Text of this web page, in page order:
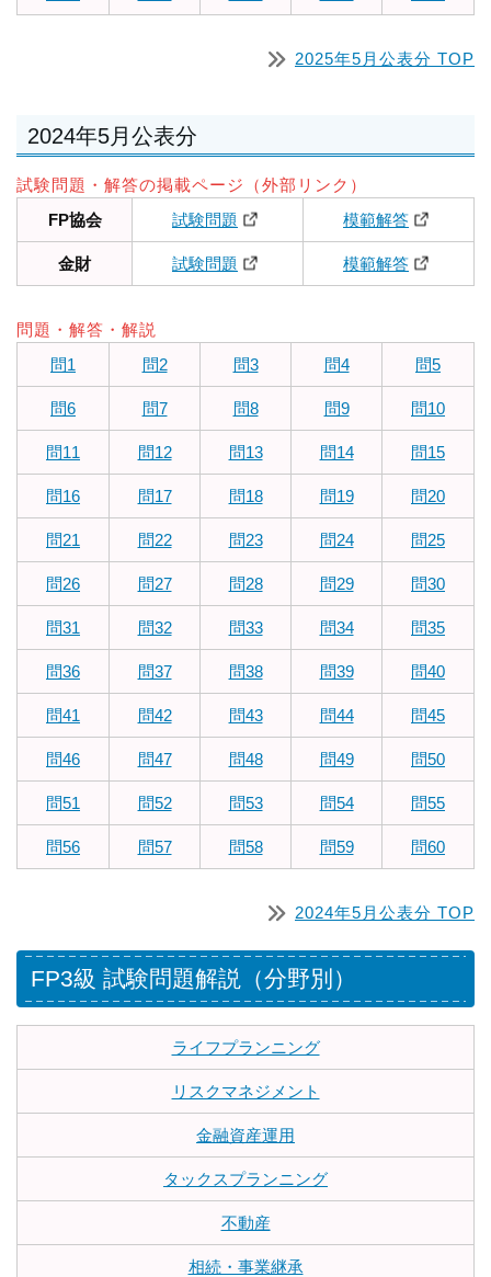
2025年5月公表分 TOP
2024年5月公表分
試験問題・解答の掲載ページ（外部リンク）
FP協会
試験問題 模範解答
金財 試験問題 模範解答
問題・解答・解説
問1
問2 問3 問4 問5
問6 問7 問8 問9 問10
問11 問12 問13 問14 問15
問16 問17 問18 問19 問20
問21 問22 問23 問24 問25
問26 問27 問28 問29 問30
問31 問32 問33 問34 問35
問36 問37 問38 問39 問40
問41 問42 問43 問44 問45
問46 問47 問48 問49 問50
問51 問52 問53 問54 問55
問56 問57 問58 問59 問60
2024年5月公表分 TOP
FP3級 試験問題解説（分野別）
ライフプランニング
リスクマネジメント
金融資産運用
タックスプランニング
不動産
相続・事業継承